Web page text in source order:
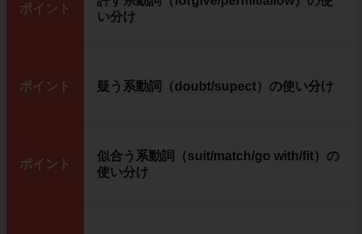
ポイント
い分け
ポイント 疑う系動詞（doubt/supect）の使い分け
ポイント
似合う系動詞（suit/match/go with/fit）の
使い分け